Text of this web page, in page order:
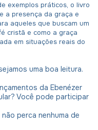
exemplos práticos, o livro
a presença da graça e
aqueles que buscam um
cristã e como a graça
em situações reais do
uma boa leitura.
da Ebenézer
Você pode participar
perca nenhuma de